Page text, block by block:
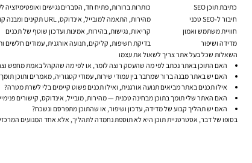
כתיבת תוכן SEO
כותרות ברורות, פתיח חד, הסברים נגישים ואופטימיזציה
חיבור ל-SEO טכני
מהירות, התאמה למובייל, אינדוקס, URL תקינים ומבנה קוד מסודר
חוויית משתמש ואמון
קריאות, נגישות, בהירות, אמינות ועדכון שוטף של תכנים
מדידה ושיפור
בדיקת חשיפות, קליקים, תנועה אורגנית, עמודים חלשים
השאלות שכל בעל אתר צריך לשאול את עצמו
האם התוכן באתר נכתב לפי מה שהעסק רוצה לומר, או לפי מה שהקהל באמת מחפש
האם יש באתר מבנה ברור שמחבר בין עמודי שירות, עמודי קטגוריה, מאמרים ותוכן
אילו תכנים באתר מביאים תנועה אורגנית, ואילו תכנים פשוט קיימים בלי לשרת מטרה?
האם האתר שלי תומך בתוכן מבחינה טכנית — מהירות, מובייל, אינדוקס, קישורים
האם יש תהליך קבוע של מדידה, עדכון ושיפור, או שהתוכן מתפרסם ונשכח?
בסופו של דבר, אסטרטגיית תוכן היא לא תוספת נחמדה לתהליך, אלא אחד המנועים